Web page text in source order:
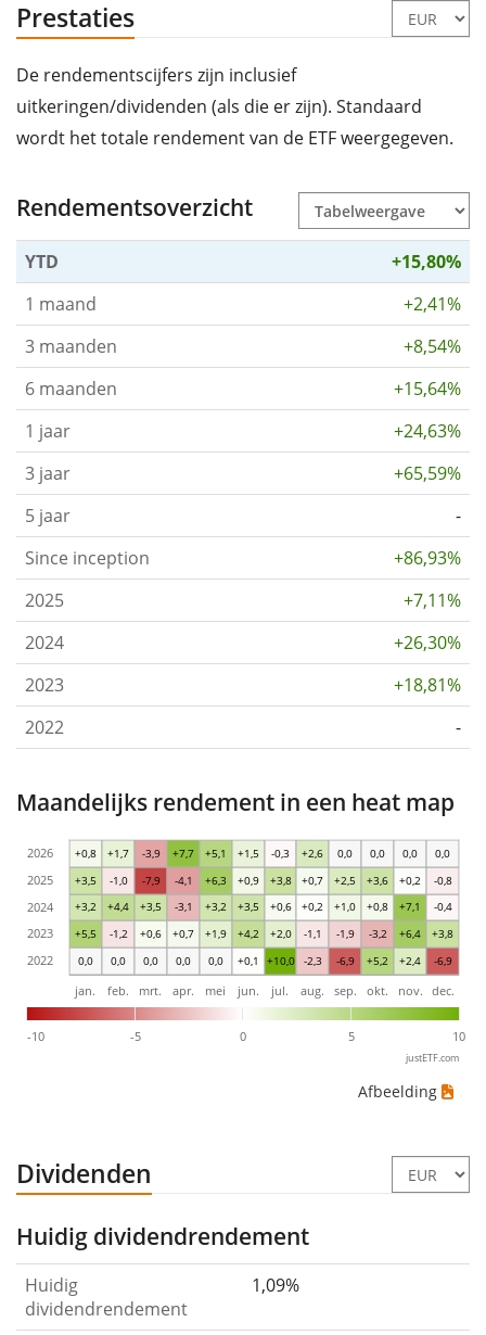
Prestaties
De rendementscijfers zijn inclusief
uitkeringen/dividenden (als die er zijn). Standaard
wordt het totale rendement van de ETF weergegeven.
Rendementsoverzicht
YTD
+15,80%
1 maand
+2,41%
3 maanden
+8,54%
6 maanden
+15,64%
1 jaar
+24,63%
3 jaar
+65,59%
5 jaar
-
Since inception
+86,93%
2025
+7,11%
2024
+26,30%
2023
+18,81%
2022
-
Maandelijks rendement in een heat map
0,0 0,0 0,0 0,0 0,0 +0,1 +10,0 -2,3 -6,9 +5,2 +2,4 -6,9
+5,5 -1,2 +0,6 +0,7 +1,9 +4,2 +2,0 -1,1 -1,9 -3,2 +6,4 +3,8
+3,2 +4,4 +3,5 -3,1 +3,2 +3,5 +0,6 +0,2 +1,0 +0,8 +7,1 -0,4
+3,5 -1,0 -7,9 -4,1 +6,3 +0,9 +3,8 +0,7 +2,5 +3,6 +0,2 -0,8
+0,8 +1,7 -3,9 +7,7 +5,1 +1,5 -0,3 +2,6 0,0 0,0 0,0 0,0
-10 -5 0 5 10
jan. feb. mrt. apr. mei jun. jul. aug. sep. okt. nov. dec.
2022
2023
2024
2025
2026
justETF.com
Afbeelding
Dividenden
Huidig dividendrendement
Huidig
dividendrendement
1,09%